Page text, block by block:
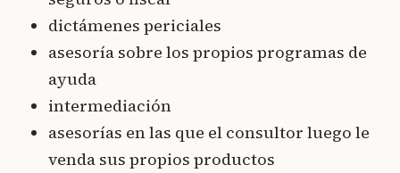
dictámenes periciales
asesoría sobre los propios programas de
ayuda
intermediación
asesorías en las que el consultor luego le
venda sus propios productos